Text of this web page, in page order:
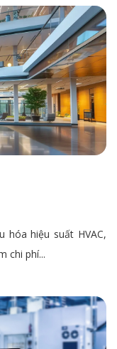
hóa hiệu suất HVAC,
chi phí...